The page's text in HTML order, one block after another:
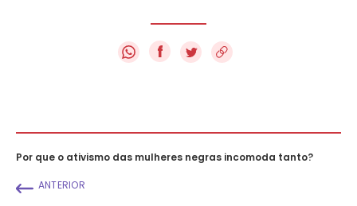
f
Por que o ativismo das mulheres negras incomoda tanto?
ANTERIOR